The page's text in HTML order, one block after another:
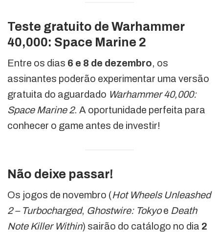
Teste gratuito de Warhammer
40,000: Space Marine 2
Entre os dias 6 e 8 de dezembro, os
assinantes poderão experimentar uma versão
gratuita do aguardado Warhammer 40,000:
Space Marine 2. A oportunidade perfeita para
conhecer o game antes de investir!
Não deixe passar!
Os jogos de novembro (Hot Wheels Unleashed
2 – Turbocharged, Ghostwire: Tokyoe Death
Note Killer Within) sairão do catálogo no dia 2